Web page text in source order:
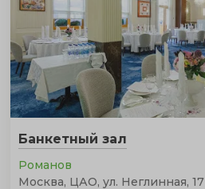
Банкетный зал
Романов
Москва, ЦАО, ул. Неглинная, 17